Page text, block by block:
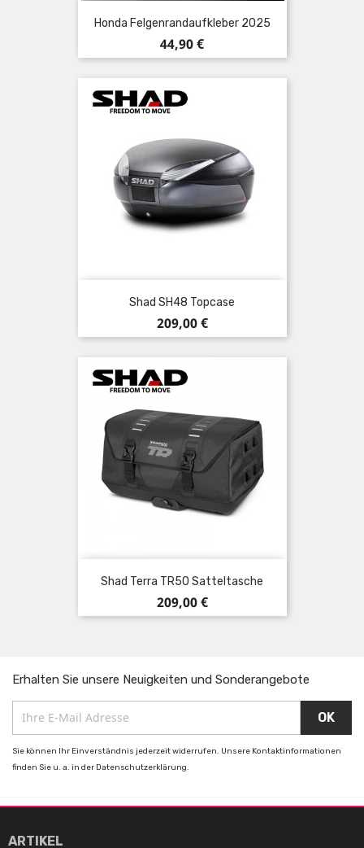
Honda Felgenrandaufkleber 2025
Preis
44,90 €
Shad SH48 Topcase
Preis
209,00 €
Shad Terra TR50 Satteltasche
Preis
209,00 €
Erhalten Sie unsere Neuigkeiten und Sonderangebote
Sie können Ihr Einverständnis jederzeit widerrufen. Unsere Kontaktinformationen
finden Sie u. a. in der Datenschutzerklärung.
ARTIKEL